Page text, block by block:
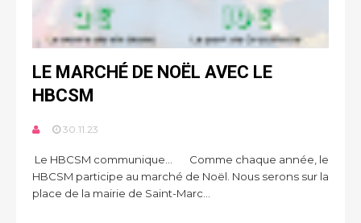
LE MARCHÉ DE NOËL AVEC LE
HBCSM
30.11.23
Le HBCSM communique... Comme chaque année, le
HBCSM participe au marché de Noël. Nous serons sur la
place de la mairie de Saint-Marc...